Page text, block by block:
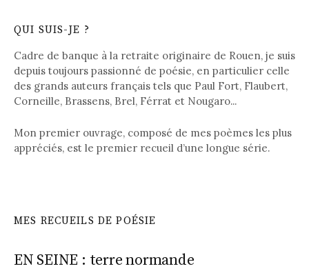
QUI SUIS-JE ?
Cadre de banque à la retraite originaire de Rouen, je suis
depuis toujours passionné de poésie, en particulier celle
des grands auteurs français tels que Paul Fort, Flaubert,
Corneille, Brassens, Brel, Férrat et Nougaro...
Mon premier ouvrage, composé de mes poèmes les plus
appréciés, est le premier recueil d’une longue série.
MES RECUEILS DE POÉSIE
EN SEINE : terre normande